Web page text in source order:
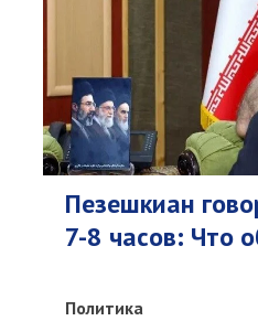
Пезешкиан
7-8 часов: Что
Политика